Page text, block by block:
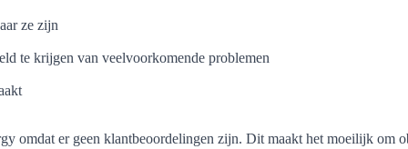
ze zijn
te krijgen van veelvoorkomende problemen
omdat er geen klantbeoordelingen zijn. Dit maakt het moeilijk om